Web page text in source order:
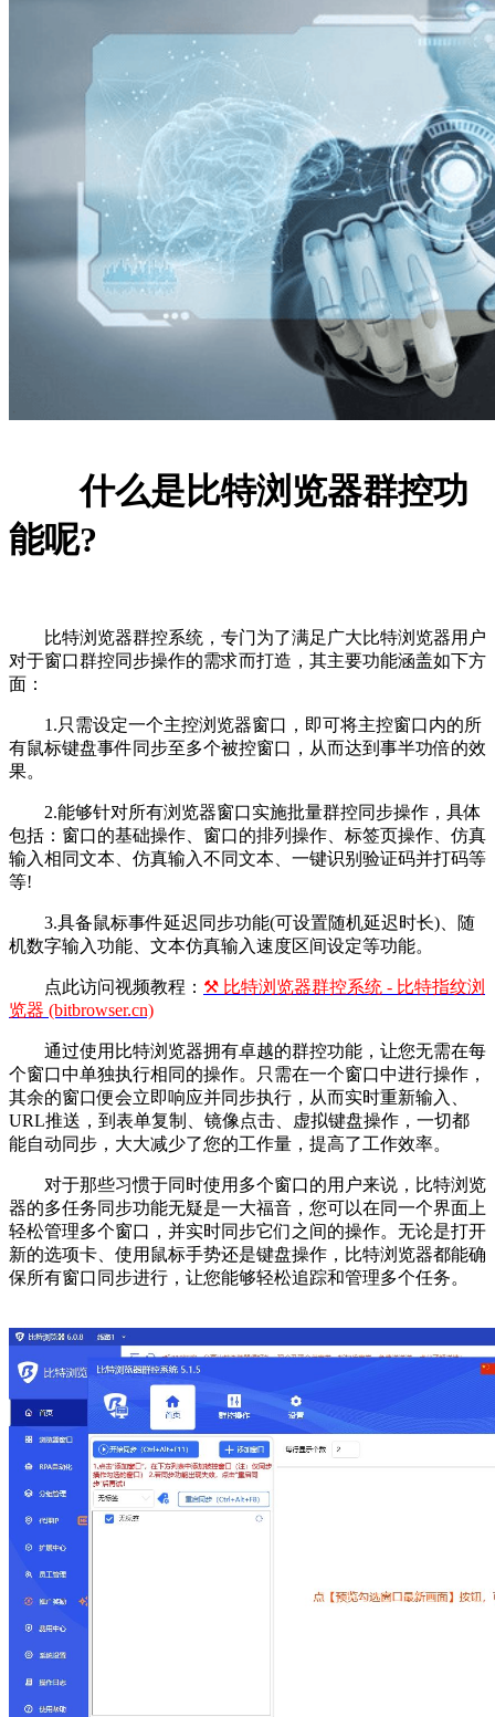
什么是比特浏览器群控功
能呢?
比特浏览器群控系统，专门为了满足广大比特浏览器用户
对于窗口群控同步操作的需求而打造，其主要功能涵盖如下方
面：
1.只需设定一个主控浏览器窗口，即可将主控窗口内的所
有鼠标键盘事件同步至多个被控窗口，从而达到事半功倍的效
果。
2.能够针对所有浏览器窗口实施批量群控同步操作，具体
包括：窗口的基础操作、窗口的排列操作、标签页操作、仿真
输入相同文本、仿真输入不同文本、一键识别验证码并打码等
等!
3.具备鼠标事件延迟同步功能(可设置随机延迟时长)、随
机数字输入功能、文本仿真输入速度区间设定等功能。
点此访问视频教程： ⚒ 比特浏览器群控系统 - 比特指纹浏
览器 (bitbrowser.cn)
通过使用比特浏览器拥有卓越的群控功能，让您无需在每
个窗口中单独执行相同的操作。只需在一个窗口中进行操作，
其余的窗口便会立即响应并同步执行，从而实时重新输入、
URL推送，到表单复制、镜像点击、虚拟键盘操作，一切都
能自动同步，大大减少了您的工作量，提高了工作效率。
对于那些习惯于同时使用多个窗口的用户来说，比特浏览
器的多任务同步功能无疑是一大福音，您可以在同一个界面上
轻松管理多个窗口，并实时同步它们之间的操作。无论是打开
新的选项卡、使用鼠标手势还是键盘操作，比特浏览器都能确
保所有窗口同步进行，让您能够轻松追踪和管理多个任务。